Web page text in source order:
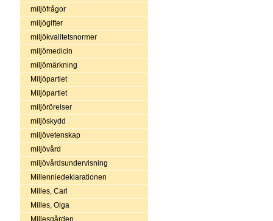
miljöfrågor
miljögifter
miljökvalitetsnormer
miljömedicin
miljömärkning
Miljöpartiet
Miljöpartiet
miljörörelser
miljöskydd
miljövetenskap
miljövård
miljövårdsundervisning
Millenniedeklarationen
Milles, Carl
Milles, Olga
Millesgården